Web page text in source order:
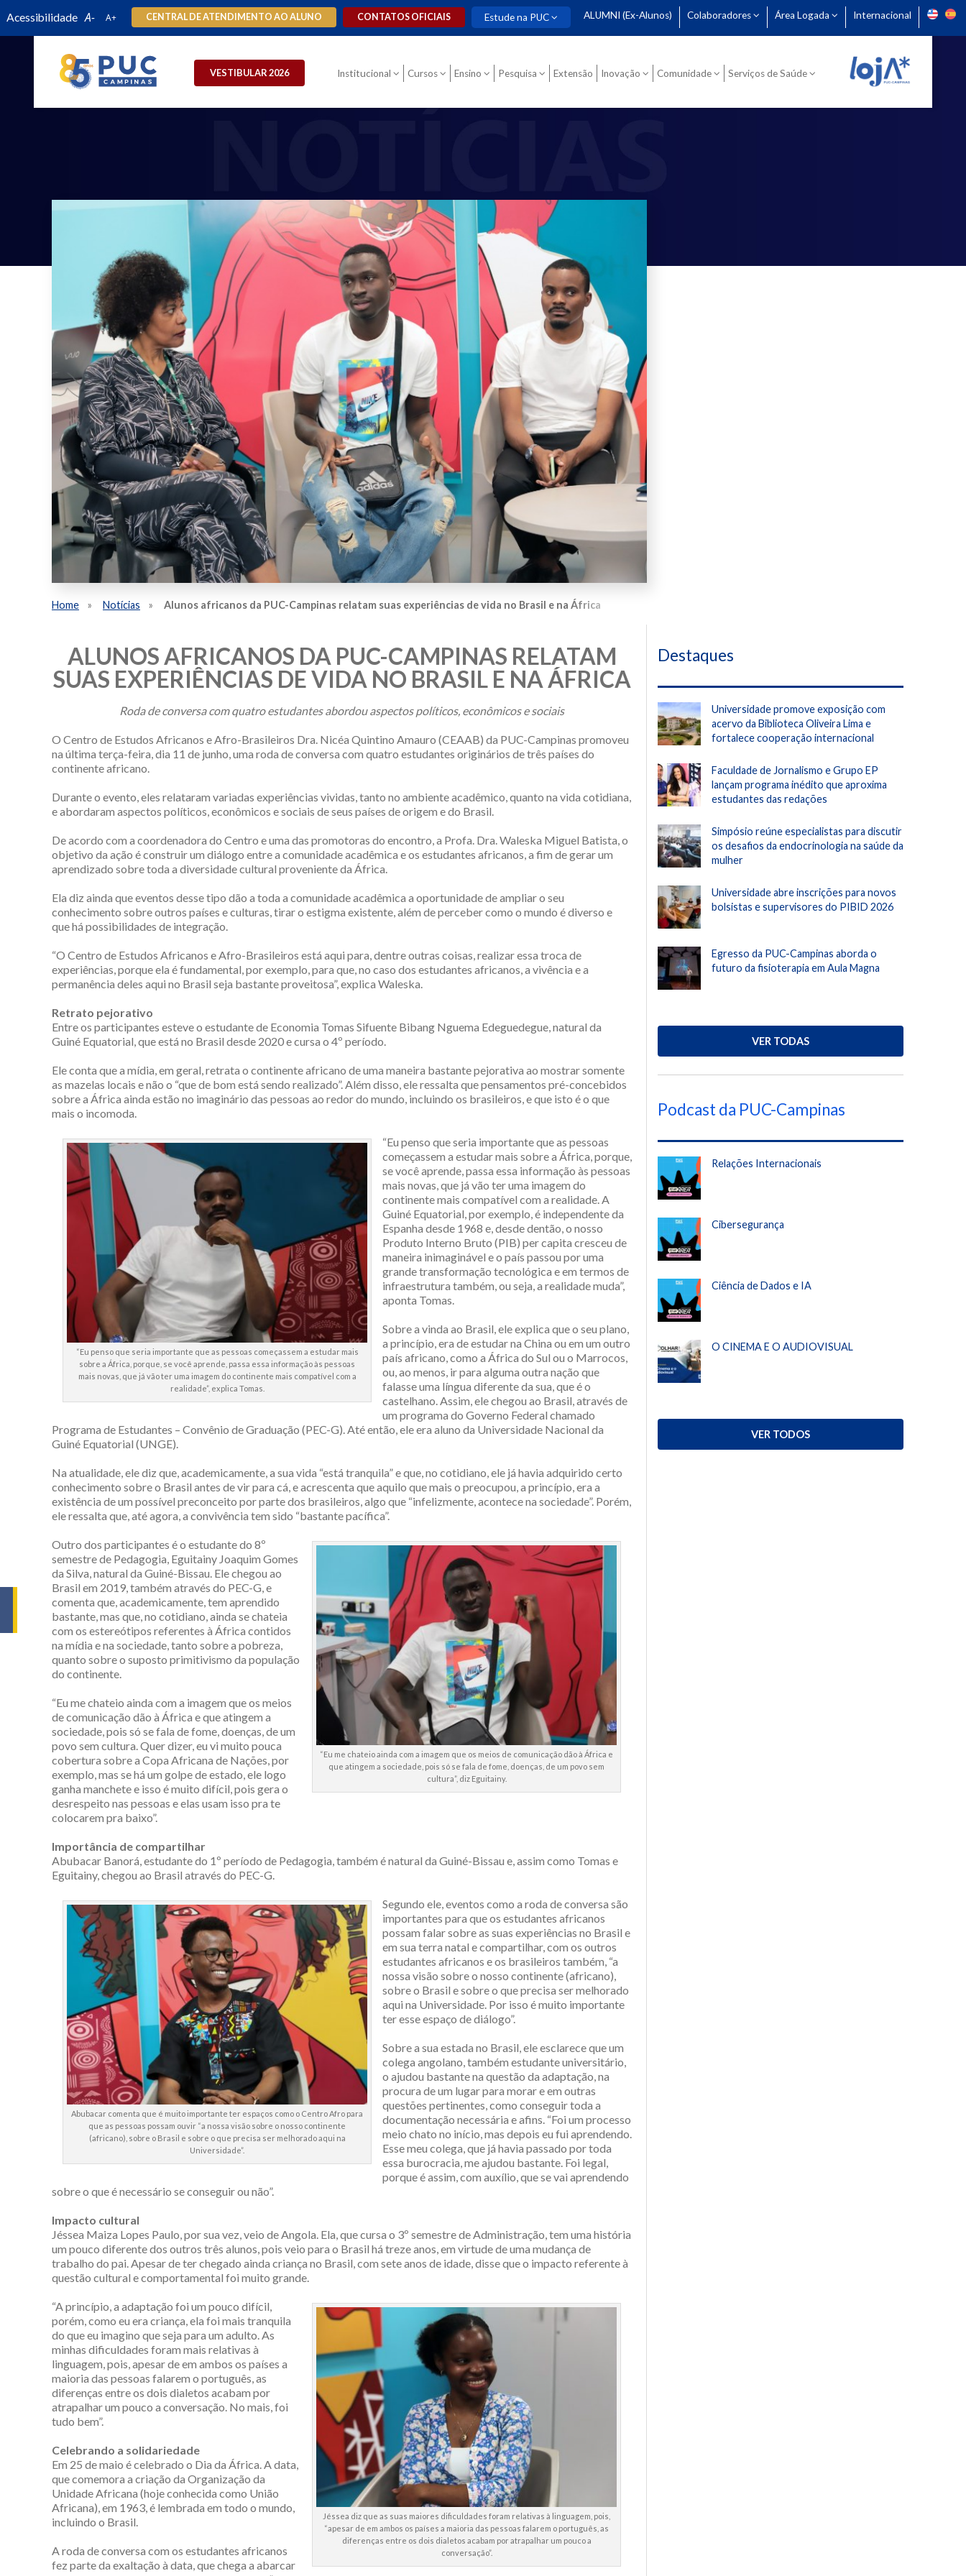
Acessibilidade CENTRAL DE ATENDIMENTO AO ALUNO CONTATOS OFICIAIS Estude na PUC ALUMNI (Ex-Alunos) Colaboradores Área Logada Internacional
VESTIBULAR 2026 Institucional Cursos Ensino Pesquisa Extensão Inovação Comunidade Serviços de Saúde
Home Notícias Alunos africanos da PUC-Campinas relatam suas experiências de vida no Brasil e na África
ALUNOS AFRICANOS DA PUC-CAMPINAS RELATAM
SUAS EXPERIÊNCIAS DE VIDA NO BRASIL E NA ÁFRICA
Roda de conversa com quatro estudantes abordou aspectos políticos, econômicos e sociais
O Centro de Estudos Africanos e Afro-Brasileiros Dra. Nicéa Quintino Amauro (CEAAB) da PUC-Campinas promoveu
na última terça-feira, dia 11 de junho, uma roda de conversa com quatro estudantes originários de três países do
continente africano.
Durante o evento, eles relataram variadas experiências vividas, tanto no ambiente acadêmico, quanto na vida cotidiana,
e abordaram aspectos políticos, econômicos e sociais de seus países de origem e do Brasil.
De acordo com a coordenadora do Centro e uma das promotoras do encontro, a Profa. Dra. Waleska Miguel Batista, o
objetivo da ação é construir um diálogo entre a comunidade acadêmica e os estudantes africanos, a fim de gerar um
aprendizado sobre toda a diversidade cultural proveniente da África.
Ela diz ainda que eventos desse tipo dão a toda a comunidade acadêmica a oportunidade de ampliar o seu
conhecimento sobre outros países e culturas, tirar o estigma existente, além de perceber como o mundo é diverso e
que há possibilidades de integração.
“O Centro de Estudos Africanos e Afro-Brasileiros está aqui para, dentre outras coisas, realizar essa troca de
experiências, porque ela é fundamental, por exemplo, para que, no caso dos estudantes africanos, a vivência e a
permanência deles aqui no Brasil seja bastante proveitosa”, explica Waleska.
Retrato pejorativo
Entre os participantes esteve o estudante de Economia Tomas Sifuente Bibang Nguema Edeguedegue, natural da
Guiné Equatorial, que está no Brasil desde 2020 e cursa o 4º período.
Ele conta que a mídia, em geral, retrata o continente africano de uma maneira bastante pejorativa ao mostrar somente
as mazelas locais e não o “que de bom está sendo realizado”. Além disso, ele ressalta que pensamentos pré-concebidos
sobre a África ainda estão no imaginário das pessoas ao redor do mundo, incluindo os brasileiros, e que isto é o que
mais o incomoda.
“Eu penso que seria importante que as pessoas começassem a estudar mais
sobre a África, porque, se você aprende, passa essa informação às pessoas
mais novas, que já vão ter uma imagem do continente mais compatível com a
realidade”, explica Tomas.
“Eu penso que seria importante que as pessoas
começassem a estudar mais sobre a África, porque,
se você aprende, passa essa informação às pessoas
mais novas, que já vão ter uma imagem do
continente mais compatível com a realidade. A
Guiné Equatorial, por exemplo, é independente da
Espanha desde 1968 e, desde dentão, o nosso
Produto Interno Bruto (PIB) per capita cresceu de
maneira inimaginável e o país passou por uma
grande transformação tecnológica e em termos de
infraestrutura também, ou seja, a realidade muda”,
aponta Tomas.
Sobre a vinda ao Brasil, ele explica que o seu plano,
a princípio, era de estudar na China ou em um outro
país africano, como a África do Sul ou o Marrocos,
ou, ao menos, ir para alguma outra nação que
falasse uma língua diferente da sua, que é o
castelhano. Assim, ele chegou ao Brasil, através de
um programa do Governo Federal chamado
Programa de Estudantes – Convênio de Graduação (PEC-G). Até então, ele era aluno da Universidade Nacional da
Guiné Equatorial (UNGE).
Na atualidade, ele diz que, academicamente, a sua vida “está tranquila” e que, no cotidiano, ele já havia adquirido certo
conhecimento sobre o Brasil antes de vir para cá, e acrescenta que aquilo que mais o preocupou, a princípio, era a
existência de um possível preconceito por parte dos brasileiros, algo que “infelizmente, acontece na sociedade”. Porém,
ele ressalta que, até agora, a convivência tem sido “bastante pacífica”.
“Eu me chateio ainda com a imagem que os meios de comunicação dão à África e
que atingem a sociedade, pois só se fala de fome, doenças, de um povo sem
cultura”, diz Eguitainy.
Outro dos participantes é o estudante do 8º
semestre de Pedagogia, Eguitainy Joaquim Gomes
da Silva, natural da Guiné-Bissau. Ele chegou ao
Brasil em 2019, também através do PEC-G, e
comenta que, academicamente, tem aprendido
bastante, mas que, no cotidiano, ainda se chateia
com os estereótipos referentes à África contidos
na mídia e na sociedade, tanto sobre a pobreza,
quanto sobre o suposto primitivismo da população
do continente.
“Eu me chateio ainda com a imagem que os meios
de comunicação dão à África e que atingem a
sociedade, pois só se fala de fome, doenças, de um
povo sem cultura. Quer dizer, eu vi muito pouca
cobertura sobre a Copa Africana de Nações, por
exemplo, mas se há um golpe de estado, ele logo
ganha manchete e isso é muito difícil, pois gera o
desrespeito nas pessoas e elas usam isso pra te
colocarem pra baixo”.
Importância de compartilhar
Abubacar Banorá, estudante do 1º período de Pedagogia, também é natural da Guiné-Bissau e, assim como Tomas e
Eguitainy, chegou ao Brasil através do PEC-G.
Abubacar comenta que é muito importante ter espaços como o Centro Afro para
que as pessoas possam ouvir “a nossa visão sobre o nosso continente
(africano), sobre o Brasil e sobre o que precisa ser melhorado aqui na
Universidade”.
Segundo ele, eventos como a roda de conversa são
importantes para que os estudantes africanos
possam falar sobre as suas experiências no Brasil e
em sua terra natal e compartilhar, com os outros
estudantes africanos e os brasileiros também, “a
nossa visão sobre o nosso continente (africano),
sobre o Brasil e sobre o que precisa ser melhorado
aqui na Universidade. Por isso é muito importante
ter esse espaço de diálogo”.
Sobre a sua estada no Brasil, ele esclarece que um
colega angolano, também estudante universitário,
o ajudou bastante na questão da adaptação, na
procura de um lugar para morar e em outras
questões pertinentes, como conseguir toda a
documentação necessária e afins. “Foi um processo
meio chato no início, mas depois eu fui aprendendo.
Esse meu colega, que já havia passado por toda
essa burocracia, me ajudou bastante. Foi legal,
porque é assim, com auxílio, que se vai aprendendo
sobre o que é necessário se conseguir ou não”.
Impacto cultural
Jéssea Maiza Lopes Paulo, por sua vez, veio de Angola. Ela, que cursa o 3º semestre de Administração, tem uma história
um pouco diferente dos outros três alunos, pois veio para o Brasil há treze anos, em virtude de uma mudança de
trabalho do pai. Apesar de ter chegado ainda criança no Brasil, com sete anos de idade, disse que o impacto referente à
questão cultural e comportamental foi muito grande.
Jéssea diz que as suas maiores dificuldades foram relativas à linguagem, pois,
“apesar de em ambos os países a maioria das pessoas falarem o português, as
diferenças entre os dois dialetos acabam por atrapalhar um pouco a
conversação”.
“A princípio, a adaptação foi um pouco difícil,
porém, como eu era criança, ela foi mais tranquila
do que eu imagino que seja para um adulto. As
minhas dificuldades foram mais relativas à
linguagem, pois, apesar de em ambos os países a
maioria das pessoas falarem o português, as
diferenças entre os dois dialetos acabam por
atrapalhar um pouco a conversação. No mais, foi
tudo bem”.
Celebrando a solidariedade
Em 25 de maio é celebrado o Dia da África. A data,
que comemora a criação da Organização da
Unidade Africana (hoje conhecida como União
Africana), em 1963, é lembrada em todo o mundo,
incluindo o Brasil.
A roda de conversa com os estudantes africanos
fez parte da exaltação à data, que chega a abarcar
Destaques
Universidade promove exposição com
acervo da Biblioteca Oliveira Lima e
fortalece cooperação internacional
Faculdade de Jornalismo e Grupo EP
lançam programa inédito que aproxima
estudantes das redações
Simpósio reúne especialistas para discutir
os desafios da endocrinologia na saúde da
mulher
Universidade abre inscrições para novos
bolsistas e supervisores do PIBID 2026
Egresso da PUC-Campinas aborda o
futuro da fisioterapia em Aula Magna
VER TODAS
Podcast da PUC-Campinas
Relações Internacionais
Cibersegurança
Ciência de Dados e IA
O CINEMA E O AUDIOVISUAL
VER TODOS